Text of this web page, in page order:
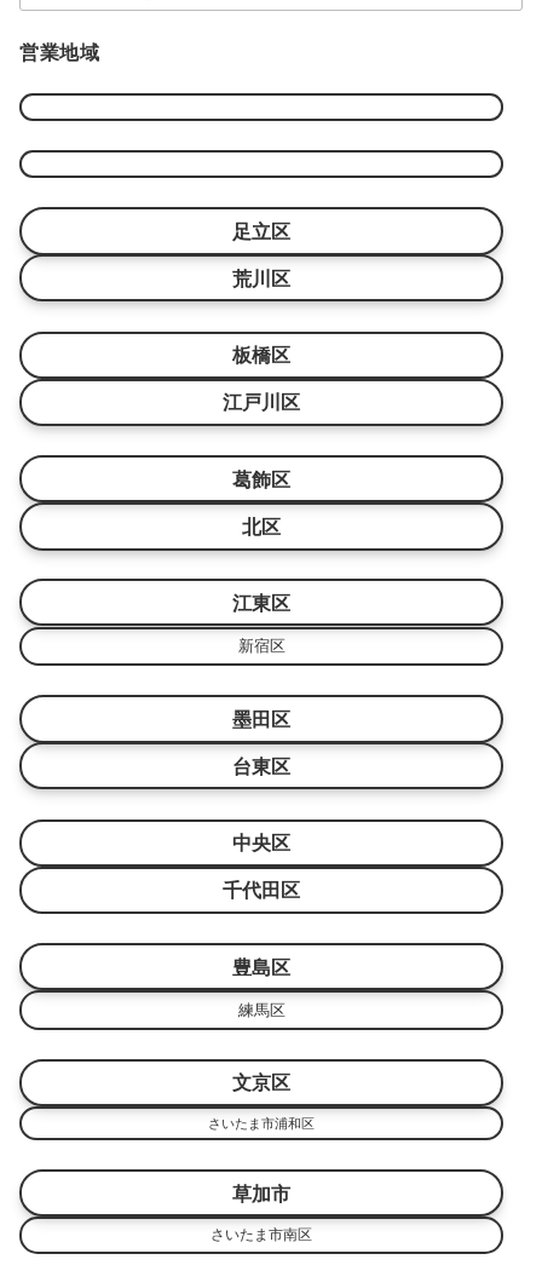
テ
リ
営業地域
足立区
荒川区
板橋区
江戸川区
葛飾区
北区
江東区
新宿区
墨田区
台東区
中央区
千代田区
豊島区
練馬区
文京区
さいたま市浦和区
草加市
さいたま市南区